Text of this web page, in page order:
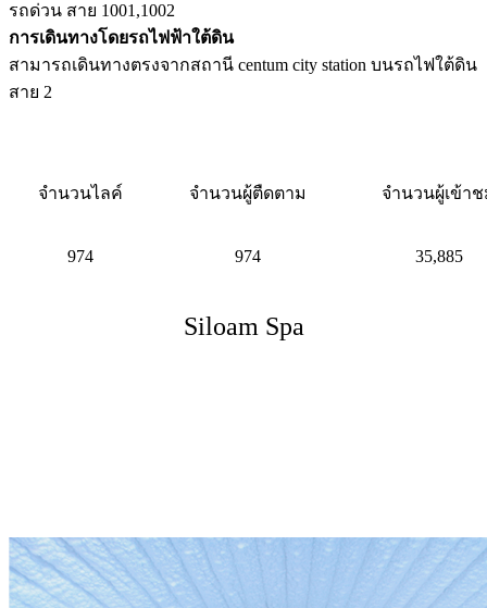
รถด่วน สาย 1001,1002
การเดินทางโดยรถไฟฟ้าใต้ดิน
สามารถเดินทางตรงจากสถานี centum city station บนรถไฟใต้ดิน
สาย 2
จำนวนไลค์ จำนวนผู้ตืดตาม จำนวนผู้เข้า
974 974 35,885
Siloam Spa